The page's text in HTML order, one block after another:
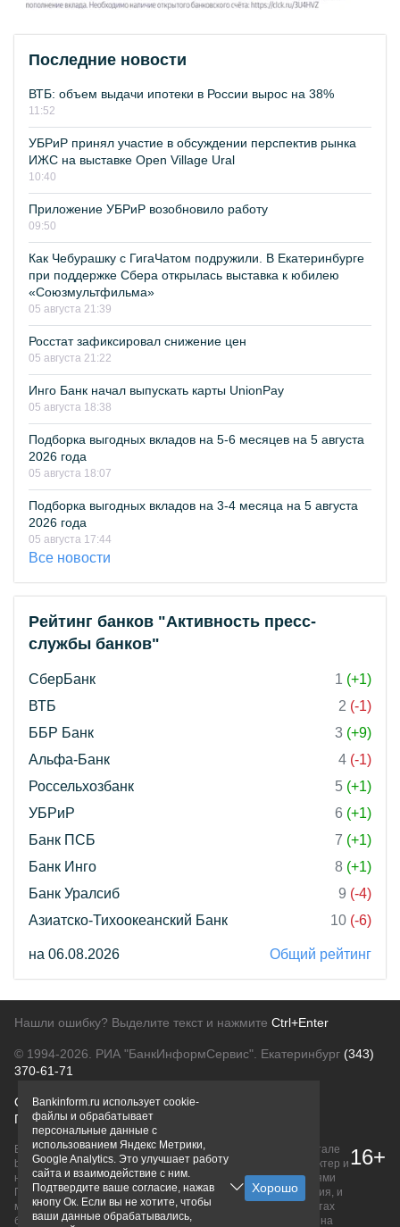
Последние новости
ВТБ: объем выдачи ипотеки в России вырос на 38%
11:52
УБРиР принял участие в обсуждении перспектив рынка
ИЖС на выставке Open Village Ural
10:40
Приложение УБРиР возобновило работу
09:50
Как Чебурашку с ГигаЧатом подружили. В Екатеринбурге
при поддержке Сбера открылась выставка к юбилею
«Союзмультфильма»
05 августа 21:39
Росстат зафиксировал снижение цен
05 августа 21:22
Инго Банк начал выпускать карты UnionPay
05 августа 18:38
Подборка выгодных вкладов на 5-6 месяцев на 5 августа
2026 года
05 августа 18:07
Подборка выгодных вкладов на 3-4 месяца на 5 августа
2026 года
05 августа 17:44
Все новости
Рейтинг банков "Активность пресс-
службы банков"
СберБанк 1 (+1)
ВТБ
2 (-1)
ББР Банк
3 (+9)
Альфа-Банк
4 (-1)
Россельхозбанк
5 (+1)
УБРиР
6 (+1)
Банк ПСБ
7 (+1)
Банк Инго
8 (+1)
Банк Уралсиб
9 (-4)
Азиатско-Тихоокеанский Банк
10 (-6)
на 06.08.2026 Общий рейтинг
Нашли ошибку? Выделите текст и нажмите Ctrl+Enter
© 1994-2026. РИА "БанкИнформСервис". Екатеринбург (343)
370-61-71
О проектеПолитика конфиденциальности
Правовая информацияДля рекламодателей
Вся информация о продуктах банков, размещенная на портале
bankinform.ru, носит исключительно ознакомительный характер и
не является публичной офертой, определяемой положениями
ГК РФ. Информация не содержит точного и полного описания, и
может быть изменена. Конечные условия уточняйте на сайтах
банков или при личном обращении. Исключительное право на
16+
Bankinform.ru использует cookie-
файлы и обрабатывает
персональные данные с
использованием Яндекс Метрики,
Google Analytics. Это улучшает работу
сайта и взаимодействие с ним.
Подтвердите ваше согласие, нажав
кнопу Ок. Если вы не хотите, чтобы
ваши данные обрабатывались,